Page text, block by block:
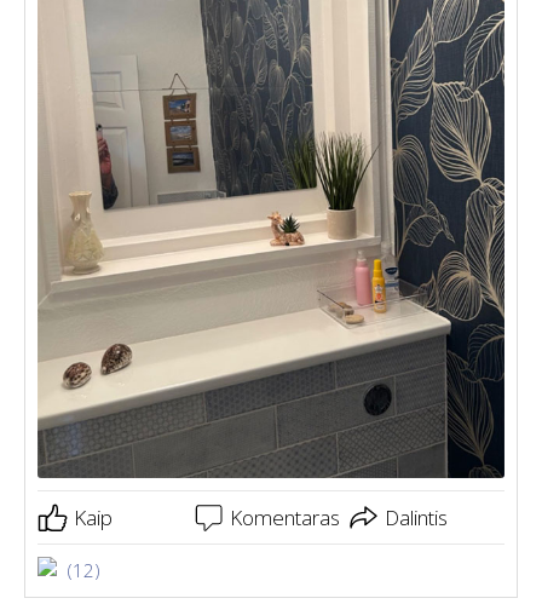
Kaip Komentaras Dalintis
(12)